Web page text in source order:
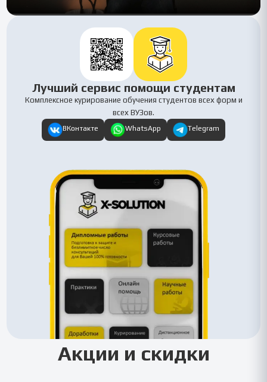
Лучший сервис помощи студентам
Комплексное курирование обучения студентов всех форм и
всех ВУЗов.
ВКонтакте WhatsApp Telegram
Акции и скидки